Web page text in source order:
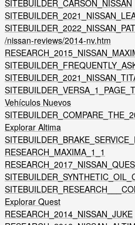
SITEBUILDER_CARSON_NISSAN
/nissan-reviews/2014-nv.htm
Vehículos Nuevos
Explorar Altima
RESEARCH_MAXIMA_1_1
Explorar Quest
RESEARCH_2014_NISSAN_JUKE